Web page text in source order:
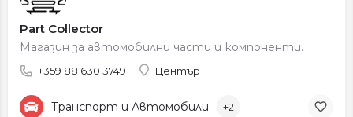
Part Collector
Магазин за автомобилни части и компоненти.
+359 88 630 3749 Център
Транспорт и Автомобили +2